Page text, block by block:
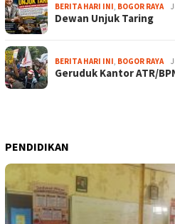
BERITA HARI INI, BOGOR RAYA
Dewan Unjuk Taring
BERITA HARI INI, BOGOR RAYA
Geruduk Kantor ATR/
PENDIDIKAN